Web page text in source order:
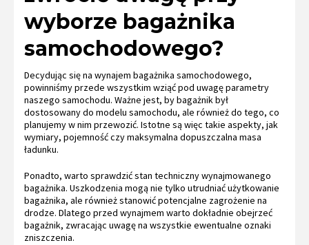
wyborze bagażnika
samochodowego?
Decydując się na wynajem bagażnika samochodowego,
powinniśmy przede wszystkim wziąć pod uwagę parametry
naszego samochodu. Ważne jest, by bagażnik był
dostosowany do modelu samochodu, ale również do tego, co
planujemy w nim przewozić. Istotne są więc takie aspekty, jak
wymiary, pojemność czy maksymalna dopuszczalna masa
ładunku.
Ponadto, warto sprawdzić stan techniczny wynajmowanego
bagażnika. Uszkodzenia mogą nie tylko utrudniać użytkowanie
bagażnika, ale również stanowić potencjalne zagrożenie na
drodze. Dlatego przed wynajmem warto dokładnie obejrzeć
bagażnik, zwracając uwagę na wszystkie ewentualne oznaki
zniszczenia.